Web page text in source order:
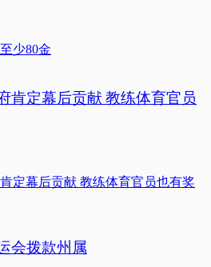
肯定幕后贡献 教练体育官员
会拨款州属